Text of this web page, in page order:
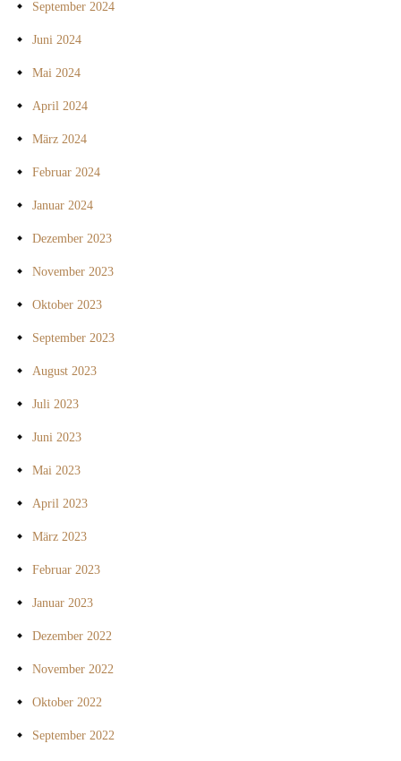
September 2024
Juni 2024
Mai 2024
April 2024
März 2024
Februar 2024
Januar 2024
Dezember 2023
November 2023
Oktober 2023
September 2023
August 2023
Juli 2023
Juni 2023
Mai 2023
April 2023
März 2023
Februar 2023
Januar 2023
Dezember 2022
November 2022
Oktober 2022
September 2022